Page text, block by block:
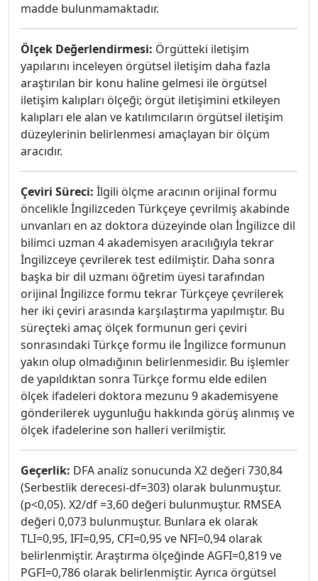
madde bulunmamaktadır.
Ölçek Değerlendirmesi: Örgütteki iletişim
yapılarını inceleyen örgütsel iletişim daha fazla
araştırılan bir konu haline gelmesi ile örgütsel
iletişim kalıpları ölçeği; örgüt iletişimini etkileyen
kalıpları ele alan ve katılımcıların örgütsel iletişim
düzeylerinin belirlenmesi amaçlayan bir ölçüm
aracıdır.
Çeviri Süreci: İlgili ölçme aracının orijinal formu
öncelikle İngilizceden Türkçeye çevrilmiş akabinde
unvanları en az doktora düzeyinde olan İngilizce dil
bilimci uzman 4 akademisyen aracılığıyla tekrar
İngilizceye çevrilerek test edilmiştir. Daha sonra
başka bir dil uzmanı öğretim üyesi tarafından
orijinal İngilizce formu tekrar Türkçeye çevrilerek
her iki çeviri arasında karşılaştırma yapılmıştır. Bu
süreçteki amaç ölçek formunun geri çeviri
sonrasındaki Türkçe formu ile İngilizce formunun
yakın olup olmadığının belirlenmesidir. Bu işlemler
de yapıldıktan sonra Türkçe formu elde edilen
ölçek ifadeleri doktora mezunu 9 akademisyene
gönderilerek uygunluğu hakkında görüş alınmış ve
ölçek ifadelerine son halleri verilmiştir.
Geçerlik: DFA analiz sonucunda X2 değeri 730,84
(Serbestlik derecesi-df=303) olarak bulunmuştur.
(p<0,05). X2/df =3,60 değeri bulunmuştur. RMSEA
değeri 0,073 bulunmuştur. Bunlara ek olarak
TLI=0,95, IFI=0,95, CFI=0,95 ve NFI=0,94 olarak
belirlenmiştir. Araştırma ölçeğinde AGFI=0,819 ve
PGFI=0,786 olarak belirlenmiştir. Ayrıca örgütsel